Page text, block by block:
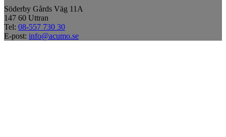
Söderby Gårds Väg 11A
147 60 Uttran
Tel: 08-557 730 30
E-post: info@acumo.se